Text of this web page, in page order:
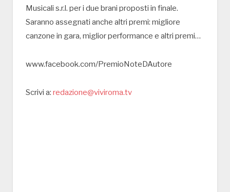
Musicali s.r.l. per i due brani proposti in finale.
Saranno assegnati anche altri premi: migliore
canzone in gara, miglior performance e altri premi…
www.facebook.com/PremioNoteDAutore
Scrivi a: redazione@viviroma.tv